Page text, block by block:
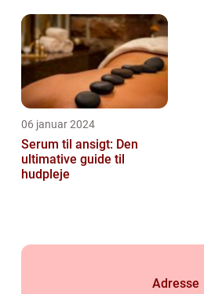
06 januar 2024
Serum til ansigt: Den
ultimative guide til
hudpleje
Adresse